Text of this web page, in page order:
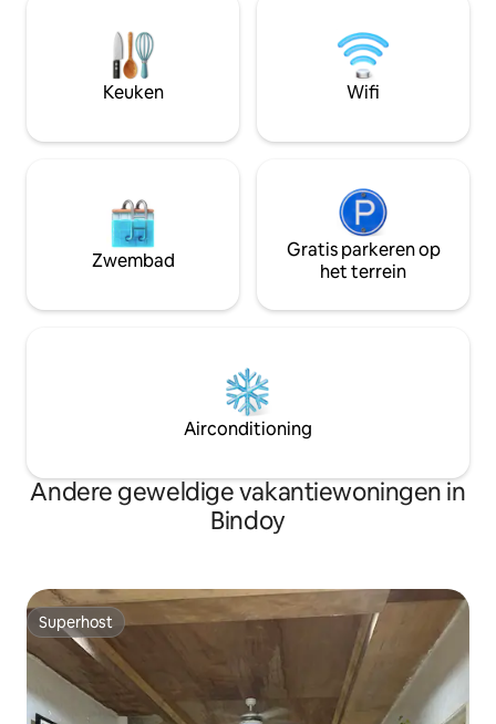
Restaurant op het terrein - Karaoke en
Netflix - fitnessruimte - Gratis wifi -
gratis parkeren - Wasdienst voor auto 's
voorzien van een
toegang tot snelle wifi.
gezinnen en
genieten van de
Keuken Wifi
Zwembad
Gratis parkeren op
het terrein
Airconditioning
Andere geweldige vakantiewoningen in
Bindoy
Superhost
Superhost